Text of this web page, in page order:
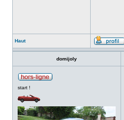
Haut
domijoly
start !